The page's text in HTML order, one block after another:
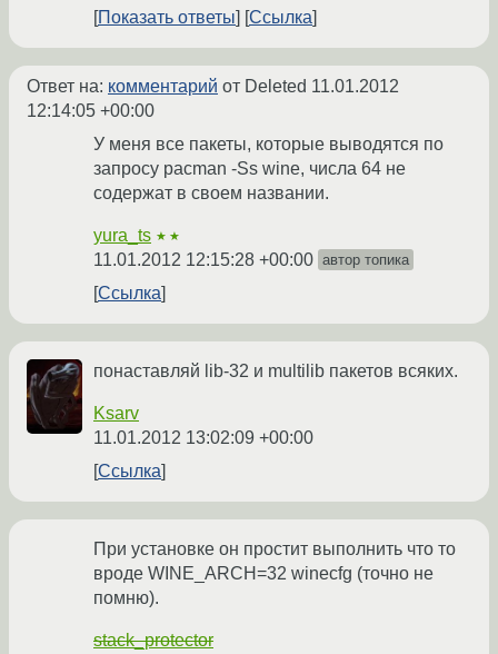
Показать ответы
Ссылка
Ответ на: комментарий от Deleted 11.01.2012
12:14:05 +00:00
У меня все пакеты, которые выводятся по
запросу pacman -Ss wine, числа 64 не
содержат в своем названии.
yura_ts ★★
11.01.2012 12:15:28 +00:00 автор топика
Ссылка
понаставляй lib-32 и multilib пакетов всяких.
Ksarv
11.01.2012 13:02:09 +00:00
Ссылка
При установке он простит выполнить что то
вроде WINE_ARCH=32 winecfg (точно не
помню).
stack_protector